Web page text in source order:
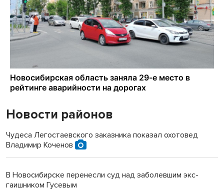
Новости районов
Чудеса Легостаевского заказника показал охотовед
Владимир Коченов
В Новосибирске перенесли суд над заболевшим экс-
гаишником Гусевым